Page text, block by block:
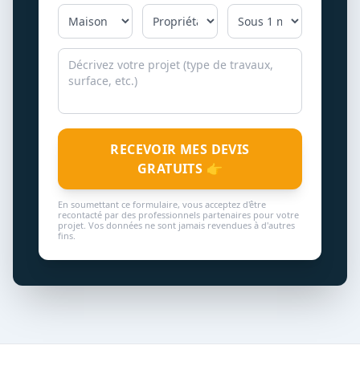
RECEVOIR MES DEVIS
GRATUITS 👉
En soumettant ce formulaire, vous acceptez d'être
recontacté par des professionnels partenaires pour votre
projet. Vos données ne sont jamais revendues à d'autres
fins.